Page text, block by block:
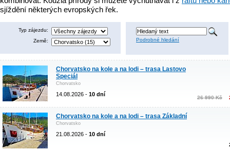
sjíždění některých evropských řek.
Typ zájezdu:
Země:
Podrobné hledání
Chorvatsko na kole a na lodi – trasa Lastovo
Speciál
Chorvatsko
14.08.2026 - 10 dní
26 990 Kč
Chorvatsko na kole a na lodi – trasa Základní
Chorvatsko
21.08.2026 - 10 dní